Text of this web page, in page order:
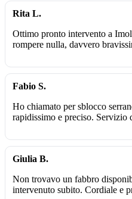
Rita L.
Ottimo pronto intervento a
rompere nulla, davvero
Fabio S.
Ho chiamato per sblocco
rapidissimo e preciso. Servizio
Giulia B.
Non trovavo un fabbro
intervenuto subito. Cordiale e